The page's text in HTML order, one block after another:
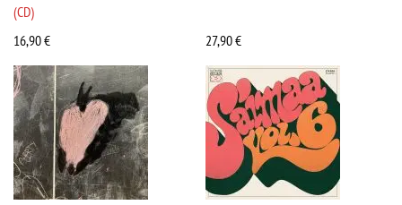
(CD)
16,90€ 27,90€